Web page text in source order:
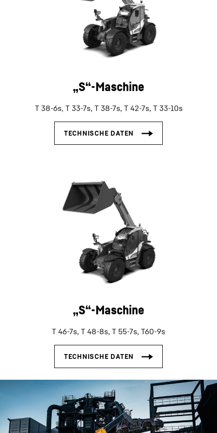
„S“-Maschine
T 38-6s, T 33-7s, T 38-7s, T 42-7s, T 33-10s
„S“-Maschine
T 46-7s, T 48-8s, T 55-7s, T60-9s